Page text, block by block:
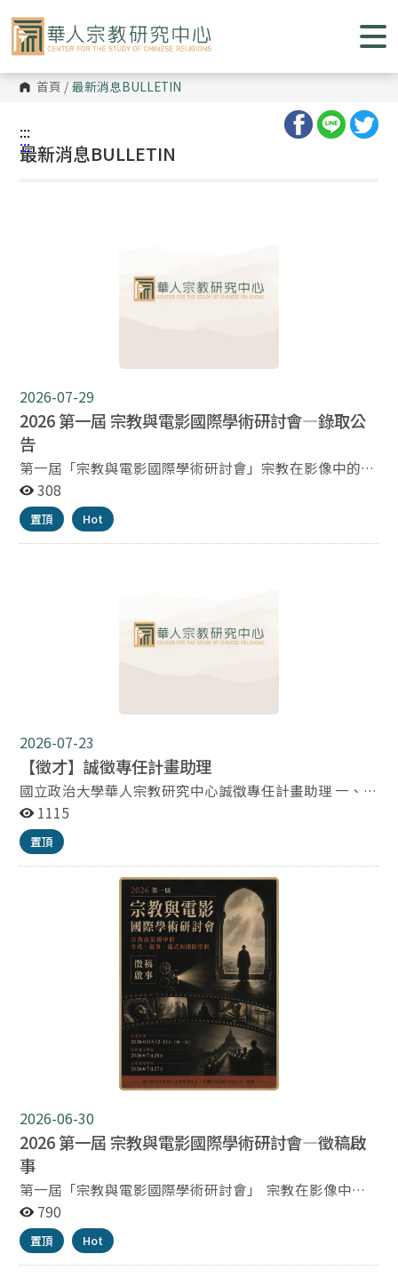
到
主
要
內
容
區 首頁 / 最新消息BULLETIN
:::
:::
最新消息BULLETIN
2026-07-29
2026 第一屆 宗教與電影國際學術研討會—錄取公
告
第一屆「宗教與電影國際學術研討會」宗教在影像中的生
成、敘事、儀式與閾限空間｜投稿錄取名單公告 感謝各
界學者先進踴躍投稿第一屆「宗教與電影國際學術研討
會」。 經審查作業後，錄取名單已完成確認，謹公告本
次研討會投稿錄取名單如下。 *錄取名單請見附件* 後續
公司 敬上
308
置頂 Hot
2026-07-23
【徵才】誠徵專任計畫助理
國立政治大學華人宗教研究中心誠徵專任計畫助理 一、人
員區分：專任計畫助理（計畫人員） 二、名額：1名 三、
資格條件： 具碩士（含）以上學歷，宗教、人文社會科學
等相關領域畢業者佳。 具學術行政工作經驗，能獨立處理
行政事務及撰寫研究計畫報告。 具行政經費核銷、報帳或
帳務處理經驗者優先。 具積極負責之工作態度、主動學習
精神及良好溝通協調能力。 具英語聽、說、讀、寫能力，
能與國際學者進行書信往來。 四、工作內容： 行政業務
統籌、研究計畫執行、報告撰寫及經費核銷。 學術活動
（講座、研討會、學術營等）之規劃、籌辦及執行。 視業
務需要，參與田野調查及移地研究。 辦理其他臨時交辦事
40,000 元起（依實際核定為準） 六、聘期：一年一聘。
七、上班時段：依本校規定辦理，並得視工作需要彈性調
理，徵得適任人選後即停止收件。 應繳資料： 履歷表
（含照片、學經歷及自傳）。 最高學歷證明文件（應屆畢
業生得於到職時補繳）。 其他足資證明工作能力之相關資
料（如語言能力證明、專案經歷等）。 請將應徵資料寄至
cscrnccu@gmail.com，信件主旨請註明「應徵專任研究
助理－姓名」。符合資格者將另行通知面試；未獲錄取
1115
置頂
2026-06-30
2026 第一屆 宗教與電影國際學術研討會—徵稿啟
事
第一屆「宗教與電影國際學術研討會」 宗教在影像中的
生成、敘事、儀式與閾限空間 徵稿啟事 在高度世俗化、
科技化與媒體化的當代社會，宗教逐漸退離核心公共空
間，然而人們對於「超越性、意義、苦難、救贖與生命追
尋」的需求依舊存在。電影與影像作為當代最重要的敘事
790
置頂 Hot